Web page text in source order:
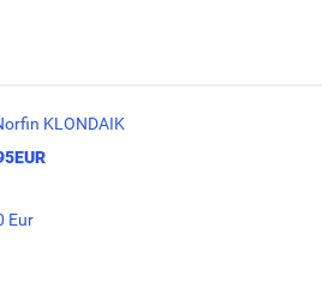
KLONDAIK
Eur